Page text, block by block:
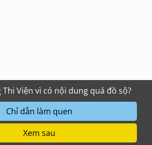
Chỉ dẫn làm quen
Xem sau
Viện vì có nội dung quá đồ sộ?